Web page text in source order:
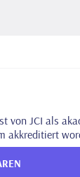
von JCI als
akkreditiert